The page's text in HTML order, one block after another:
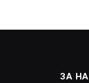
ЗА